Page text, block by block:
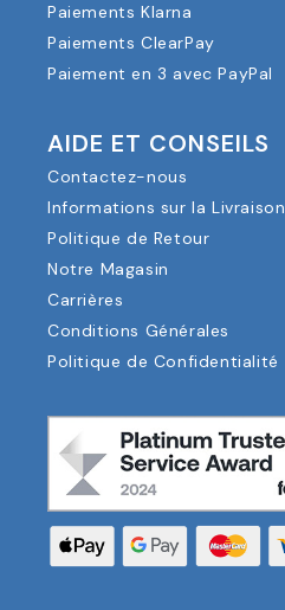
Paiements Klarna
Paiements ClearPay
Paiement en 3 avec PayPal
AIDE ET CONSEILS
Contactez-nous
Informations sur la Livraison
Politique de Retour
Notre Magasin
Carrières
Conditions Générales
Politique de Confidentialité